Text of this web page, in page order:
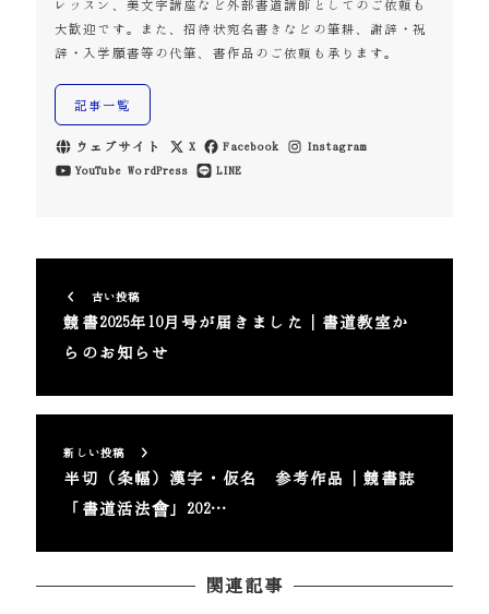
レッスン、美文字講座など外部書道講師としてのご依頼も
大歓迎です。また、招待状宛名書きなどの筆耕、謝辞・祝
辞・入学願書等の代筆、書作品のご依頼も承ります。
記事一覧
ウェブサイト X Facebook
Instagram
YouTube WordPress LINE
古い投稿
競書2025年10月号が届きました｜書道教室か
らのお知らせ
新しい投稿
半切（条幅）漢字・仮名 参考作品｜競書誌
「書道活法會」202…
関連記事